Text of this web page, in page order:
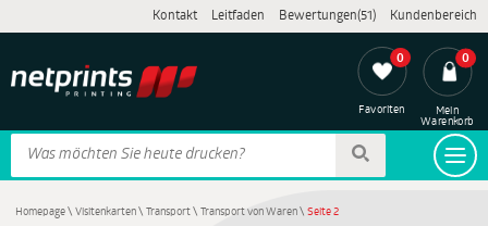
Kontakt Leitfaden Bewertungen(51) Kundenbereich
0
Favoriten
0
Mein
Warenkorb
Homepage\ Visitenkarten\ Transport\ Transport von Waren\ Seite 2